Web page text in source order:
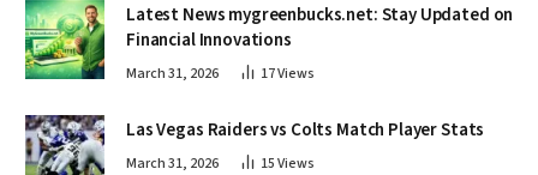
Latest News mygreenbucks.net: Stay Updated on
Financial Innovations
March 31, 2026 17Views
Las Vegas Raiders vs Colts Match Player Stats
March 31, 2026 15Views